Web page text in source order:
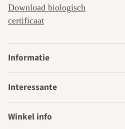
Download biologisch
certificaat
Informatie
Interessante
Winkel info